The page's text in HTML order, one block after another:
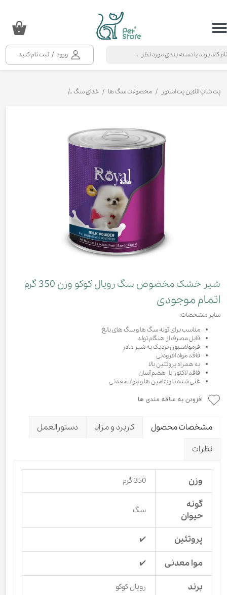
ورود / ثبت نام کنید
حساب کاربری من
خروج از حساب کاربری
۰
پت شاپ آنلاین پت استور محصولات سگ ها غذای سگ
شیر خشک مخصوص سگ رویال کوکو وزن 350 گرم
اتمام موجودی
سایر مشخصات:
مناسب برای توله سگ ها و سگ های بالغ
قابل مصرف از هنگام تولد
فرمولاسیون نزدیک به شیر مادر
فاقد مواد افزودنی
به همراه پروتئین بالا
فاقد لاکتوز با هضم آسان
غنی شده با ویتامین ها و مواد معدنی
افزودن به علاقه مندی ها
مشخصات محصول کاربرد و مزایا
دستورالعمل
نظرات
وزن 350 گرم
گونه
حیوان
سگ
پروتئین ✔️
موا معدنی ✔️
برند رویال کوکو